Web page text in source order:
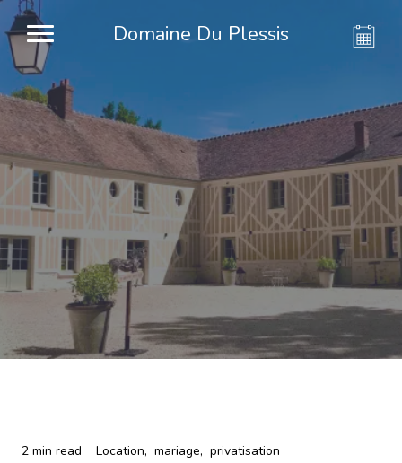
Domaine Du Plessis
2 min read Location, mariage, privatisation